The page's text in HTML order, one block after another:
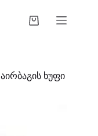
აირბაგის ხუფი